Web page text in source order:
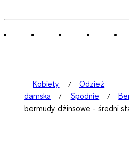
Kobiety
Odzież
damska
Spodnie
bermudy dżinsowe - średni